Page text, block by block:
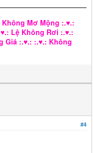
Mơ Mộng :.♥.:
Lệ Không Rơi :.♥.:
Giá :.♥.: :.♥.: Không
#4